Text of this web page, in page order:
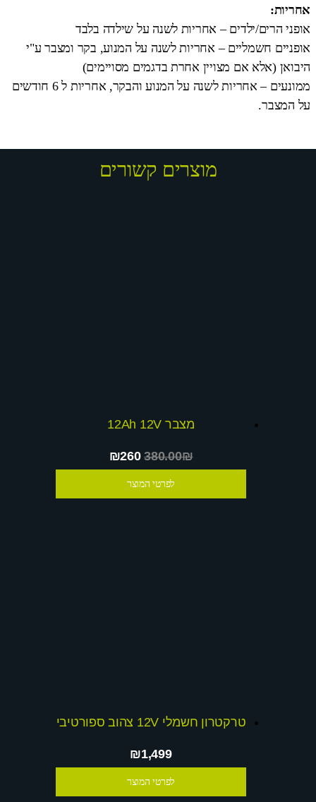
אחריות:
אופני הרים/ילדים – אחריות לשנה על שילדה בלבד
אופניים חשמליים – אחריות לשנה על המנוע, בקר ומצבר ע"י
היבואן (אלא אם מצויין אחרת בדגמים מסויימים)
ממונעים – אחריות לשנה על המנוע והבקר, אחריות ל 6 חודשים
על המצבר.
מוצרים קשורים
מצבר 12Ah 12V
₪260380.00₪
לפרטי המוצר
טרקטרון חשמלי 12V צהוב ספורטיבי
₪1,499
לפרטי המוצר